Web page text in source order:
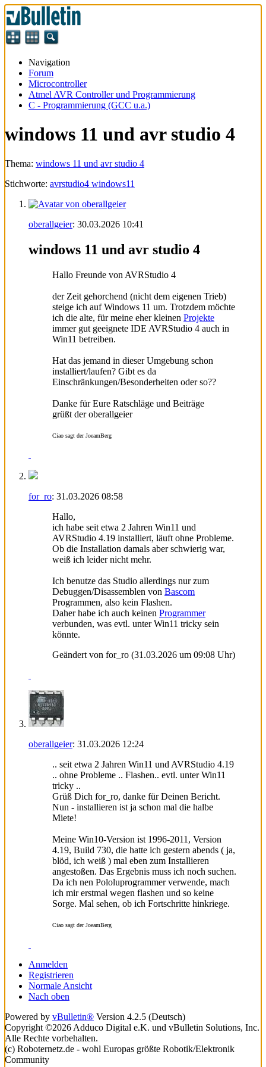
Navigation
Forum
Microcontroller
Atmel AVR Controller und Programmierung
C - Programmierung (GCC u.a.)
windows 11 und avr studio 4
Thema: windows 11 und avr studio 4
Stichworte: avrstudio4 windows11
oberallgeier: 30.03.2026 10:41
windows 11 und avr studio 4
Hallo Freunde von AVRStudio 4
der Zeit gehorchend (nicht dem eigenen Trieb)
steige ich auf Windows 11 um. Trotzdem möchte
ich die alte, für meine eher kleinen Projekte
immer gut geeignete IDE AVRStudio 4 auch in
Win11 betreiben.
Hat das jemand in dieser Umgebung schon
installiert/laufen? Gibt es da
Einschränkungen/Besonderheiten oder so??
Danke für Eure Ratschläge und Beiträge
grüßt der oberallgeier
Ciao sagt der JoeamBerg
for_ro: 31.03.2026 08:58
Hallo,
ich habe seit etwa 2 Jahren Win11 und
AVRStudio 4.19 installiert, läuft ohne Probleme.
Ob die Installation damals aber schwierig war,
weiß ich leider nicht mehr.
Ich benutze das Studio allerdings nur zum
Debuggen/Disassemblen von Bascom
Programmen, also kein Flashen.
Daher habe ich auch keinen Programmer
verbunden, was evtl. unter Win11 tricky sein
könnte.
Geändert von for_ro (31.03.2026 um 09:08 Uhr)
oberallgeier: 31.03.2026 12:24
.. seit etwa 2 Jahren Win11 und AVRStudio 4.19
.. ohne Probleme .. Flashen.. evtl. unter Win11
tricky ..
Grüß Dich for_ro, danke für Deinen Bericht.
Nun - installieren ist ja schon mal die halbe
Miete!
Meine Win10-Version ist 1996-2011, Version
4.19, Build 730, die hatte ich gestern abends ( ja,
blöd, ich weiß ) mal eben zum Installieren
angestoßen. Das Ergebnis muss ich noch suchen.
Da ich nen Pololuprogrammer verwende, mach
ich mir erstmal wegen flashen und so keine
Sorge. Mal sehen, ob ich Fortschritte hinkriege.
Ciao sagt der JoeamBerg
Anmelden
Registrieren
Normale Ansicht
Nach oben
Powered by vBulletin® Version 4.2.5 (Deutsch)
Copyright ©2026 Adduco Digital e.K. und vBulletin Solutions, Inc.
Alle Rechte vorbehalten.
(c) Roboternetz.de - wohl Europas größte Robotik/Elektronik
Community